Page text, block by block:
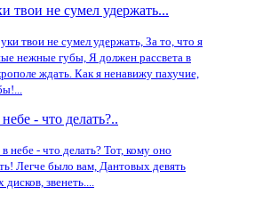
твои не сумел удержать...
твои не сумел удержать, За то, что я
нежные губы, Я должен рассвета в
ждать. Как я ненавижу пахучие,
- что делать?..
небе - что делать? Тот, кому оно
Легче было вам, Дантовых девять
дисков, звенеть....